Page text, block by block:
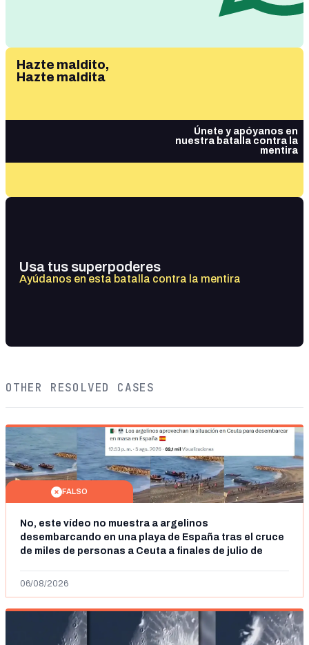
Hazte maldito,
Hazte maldita
Únete y apóyanos en
nuestra batalla contra la
mentira
Usa tus superpoderes
Ayúdanos en esta batalla contra la mentira
OTHER RESOLVED CASES
FALSO
No, este vídeo no muestra a argelinos
desembarcando en una playa de España tras el cruce
de miles de personas a Ceuta a finales de julio de
06/08/2026